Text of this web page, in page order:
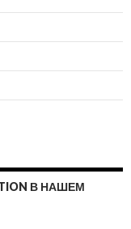
В НАШЕМ